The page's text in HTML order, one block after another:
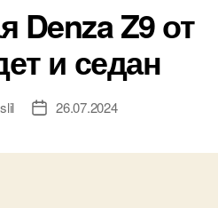
Denza Z9 от
и седан
Дата26.07.2024